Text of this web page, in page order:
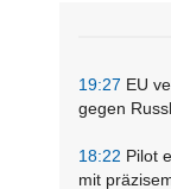
19:27 EU
gegen
18:22 Pilot
mit